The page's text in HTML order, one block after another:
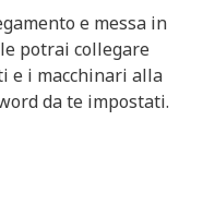
e messa in
potrai collegare
e i macchinari alla
da te impostati.